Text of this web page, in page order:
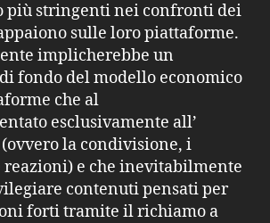
più stringenti nei confronti dei
sulle loro piattaforme.
implicherebbe un
fondo del modello economico
che al
esclusivamente all’
(ovvero la condivisione, i
reazioni) e che inevitabilmente
contenuti pensati per
forti tramite il richiamo a